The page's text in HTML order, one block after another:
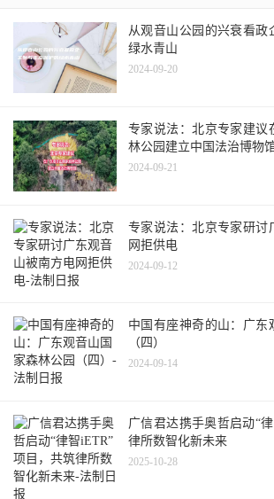
从观音山公园的兴衰看政
绿水青山
2024-09-20
专家说法：北京专家建议
林公园建立中国法治博物
2024-09-21
专家说法：北京专家研讨
网拒供电
2024-09-12
中国有座神奇的山：广东
（四）
2024-09-14
广信君达携手奥哲启动“
律所数智化新未来
2025-10-28